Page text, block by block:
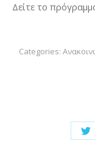
Δείτε το
Categories: